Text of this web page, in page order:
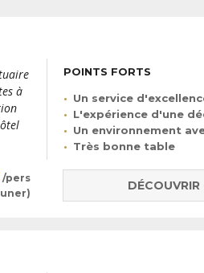
à
POINTS FORTS
Un service
L'expérience d'une
Un environnement avec
Très bonne table
/pers
DÉCOUVRIR